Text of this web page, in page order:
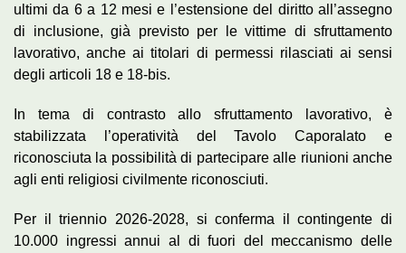
ultimi da 6 a 12 mesi e l’estensione del diritto all’assegno
di inclusione, già previsto per le vittime di sfruttamento
lavorativo, anche ai titolari di permessi rilasciati ai sensi
degli articoli 18 e 18-bis.
In tema di contrasto allo sfruttamento lavorativo, è
stabilizzata l’operatività del Tavolo Caporalato e
riconosciuta la possibilità di partecipare alle riunioni anche
agli enti religiosi civilmente riconosciuti.
Per il triennio 2026-2028, si conferma il contingente di
10.000 ingressi annui al di fuori del meccanismo delle